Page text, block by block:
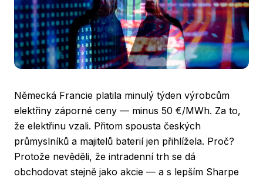
Německá Francie platila minulý týden výrobcům
elektřiny záporné ceny — minus 50 €/MWh. Za to,
že elektřinu vzali. Přitom spousta českých
průmyslníků a majitelů baterií jen přihlížela. Proč?
Protože nevěděli, že intradenní trh se dá
obchodovat stejně jako akcie — a s lepším Sharpe